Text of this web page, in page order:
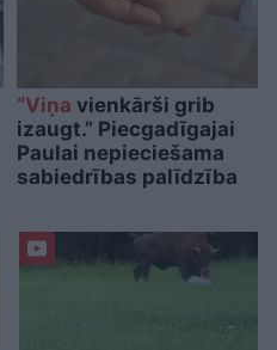
“Viņa vienkārši grib
izaugt.” Piecgadīgajai
Paulai nepieciešama
sabiedrības palīdzība